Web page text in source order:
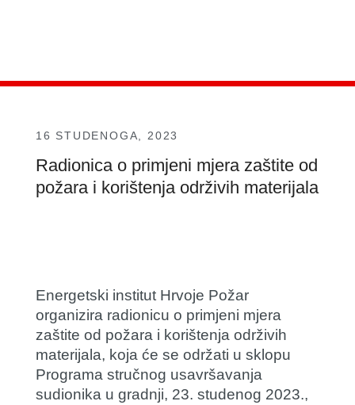
16 STUDENOGA, 2023
Radionica o primjeni mjera zaštite od
požara i korištenja održivih materijala
Energetski institut Hrvoje Požar
organizira radionicu o primjeni mjera
zaštite od požara i korištenja održivih
materijala, koja će se održati u sklopu
Programa stručnog usavršavanja
sudionika u gradnji, 23. studenog 2023.,